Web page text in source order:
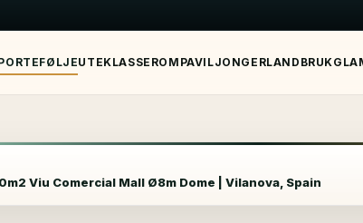
UTEKLASSEROM PAVILJONGERLANDBRUK
Viu Comercial Mall Ø8m Dome | Vilanova, Spain